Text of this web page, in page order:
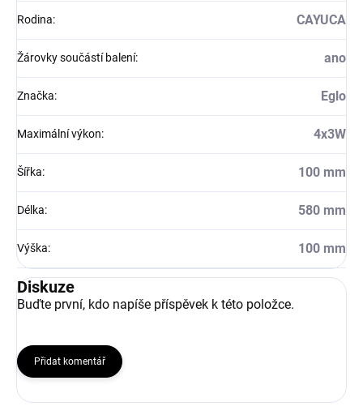
Rodina: CAYUCA
Žárovky součástí balení: ano
Značka: Eglo
Maximální výkon: 4x3W
Šířka: 100 mm
Délka: 580 mm
Výška: 100 mm
Diskuze
Buďte první, kdo napíše příspěvek k této položce.
Přidat komentář